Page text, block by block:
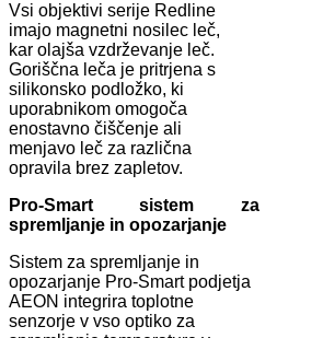
Vsi objektivi serije Redline
imajo magnetni nosilec leč,
kar olajša vzdrževanje leč.
Goriščna leča je pritrjena s
silikonsko podložko, ki
uporabnikom omogoča
enostavno čiščenje ali
menjavo leč za različna
opravila brez zapletov.
Pro-Smart sistem za
spremljanje in opozarjanje
Sistem za spremljanje in
opozarjanje Pro-Smart podjetja
AEON integrira toplotne
senzorje v vso optiko za